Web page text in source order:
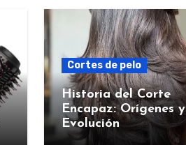
Cortes de pelo
Historia del Corte
Encapaz: Orígenes y
Evolución